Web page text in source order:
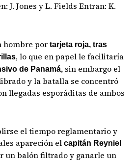
J. Jones y L. Fields Entran: K.
hombre por tarjeta roja, tras
, lo que en papel le facilitaría
de Panamá, sin embargo el
y la batalla se concentró
llegadas esporáditas de ambos
el tiempo reglamentario y
apareción el capitán Reyniel
un balón filtrado y ganarle un